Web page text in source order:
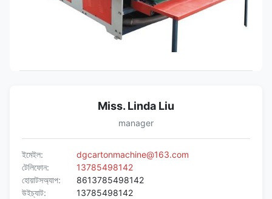
Miss. Linda Liu
manager
ইমেইল:
dgcartonmachine@163.com
টেলিফোন:
13785498142
হোয়াটসঅ্যাপ:
8613785498142
উইচ্যাট:
13785498142